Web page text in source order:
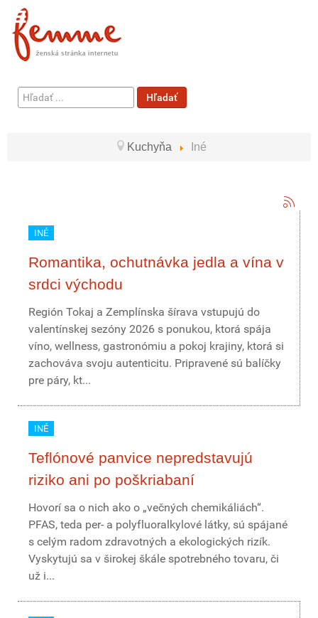
Hľadať
...
Hľadať
Kuchyňa Iné
INÉ
Romantika, ochutnávka jedla a vína v
srdci východu
Región Tokaj a Zemplínska šírava vstupujú do
valentínskej sezóny 2026 s ponukou, ktorá spája
víno, wellness, gastronómiu a pokoj krajiny, ktorá si
zachováva svoju autenticitu. Pripravené sú balíčky
pre páry, kt...
INÉ
Teflónové panvice nepredstavujú
riziko ani po poškriabaní
Hovorí sa o nich ako o „večných chemikáliách“.
PFAS, teda per- a polyfluoralkylové látky, sú spájané
s celým radom zdravotných a ekologických rizík.
Vyskytujú sa v širokej škále spotrebného tovaru, či
už i...